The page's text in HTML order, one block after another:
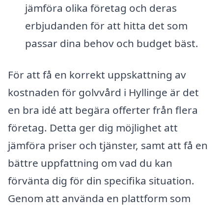
jämföra olika företag och deras
erbjudanden för att hitta det som
passar dina behov och budget bäst.
För att få en korrekt uppskattning av
kostnaden för golvvård i Hyllinge är det
en bra idé att begära offerter från flera
företag. Detta ger dig möjlighet att
jämföra priser och tjänster, samt att få en
bättre uppfattning om vad du kan
förvänta dig för din specifika situation.
Genom att använda en plattform som